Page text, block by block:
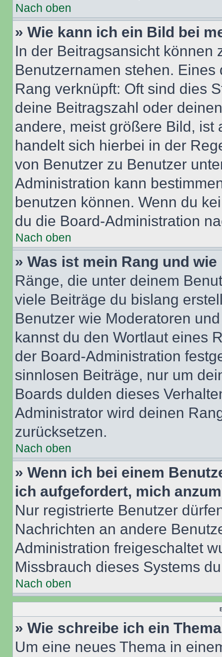
Nach oben
» Wie kann ich ein Bild bei
In der Beitragsansicht können
Benutzernamen stehen.
Rang verknüpft: Oft sind dies
deine Beitragszahl oder
andere, meist größere Bild, ist
handelt sich hierbei in der
von Benutzer zu Benutzer
Administration kann
benutzen können. Wenn du
du die Board-Administration
Nach oben
» Was ist mein Rang und
Ränge, die unter deinem
viele Beiträge du bislang
Benutzer wie Moderatoren
kannst du den Wortlaut eines
der Board-Administration
sinnlosen Beiträge, nur um
Boards dulden dieses
Administrator wird deinen
zurücksetzen.
Nach oben
» Wenn ich bei einem
ich aufgefordert, mich
Nur registrierte Benutzer
Nachrichten an andere
Administration freigeschaltet
Missbrauch dieses Systems
Nach oben
» Wie schreibe ich ein
Um eine neues Thema in